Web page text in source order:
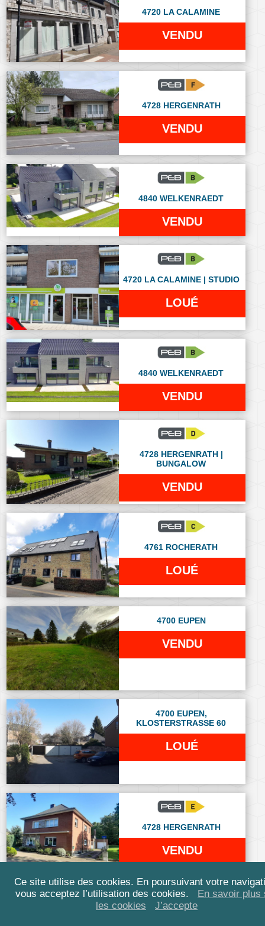
4720 LA CALAMINE
VENDU
4728 HERGENRATH
VENDU
4840 WELKENRAEDT
VENDU
4720 LA CALAMINE | STUDIO
LOUÉ
4840 WELKENRAEDT
VENDU
4728 HERGENRATH |
BUNGALOW
VENDU
4761 ROCHERATH
LOUÉ
4700 EUPEN
VENDU
4700 EUPEN,
KLOSTERSTRASSE 60
LOUÉ
4728 HERGENRATH
VENDU
Ce site utilise des cookies. En poursuivant votre
vous acceptez l’utilisation des cookies.
En savoir plus
les cookies
J’accepte